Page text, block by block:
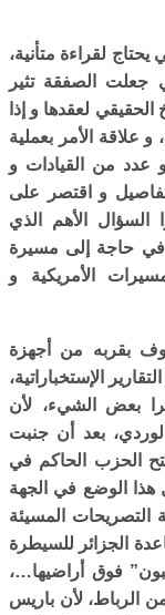
لقراءة متأنية،
جعلت الصفقة تثير
لعقدها و إذا
علاقة الأمر بعملية
و عدد من القيادات و
و اقتصر على
السؤال الأهم الذي
حاجة إلى مسيرة
الأمريكية و
بقربه من أجهزة
الإستخباراتية،
بعض الشيء، لأن
بعد أن جنبت
الحزب الحاكم في
هذا الوضع في الجهة
التصريحات المسيئة
الجزائر للسيطرة
فوق أراضيها…،
الرباط، لأن باريس